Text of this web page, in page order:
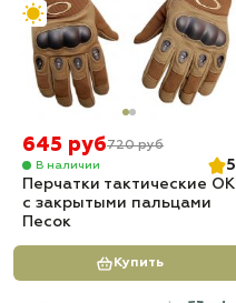
645 руб720 руб
В наличии
5
Перчатки тактические OK
с закрытыми пальцами
Песок
Купить